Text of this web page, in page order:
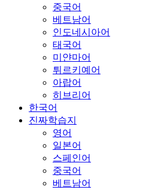
중국어
베트남어
인도네시아어
태국어
미얀마어
튀르키예어
아랍어
히브리어
한국어
진짜학습지
영어
일본어
스페인어
중국어
베트남어